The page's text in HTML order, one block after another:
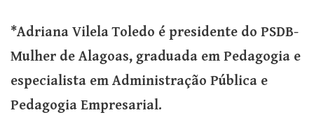
*Adriana Vilela Toledo é presidente do PSDB-
Mulher de Alagoas, graduada em Pedagogia e
especialista em Administração Pública e
Pedagogia Empresarial.